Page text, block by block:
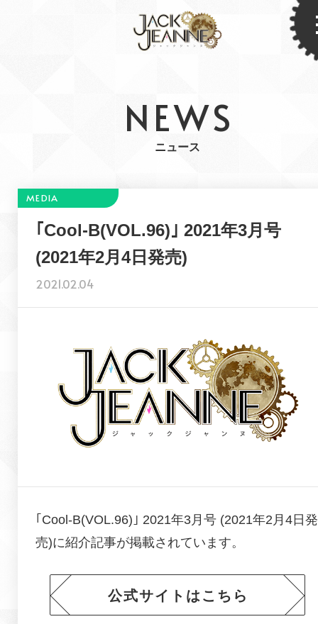
NEWS
ニュース
｢Cool-B(VOL.96)｣ 2021年3月号
(2021年2月4日発売)
2021.02.04
｢Cool-B(VOL.96)｣ 2021年3月号 (2021年2月4日発
売)に紹介記事が掲載されています。
公式サイトはこちら